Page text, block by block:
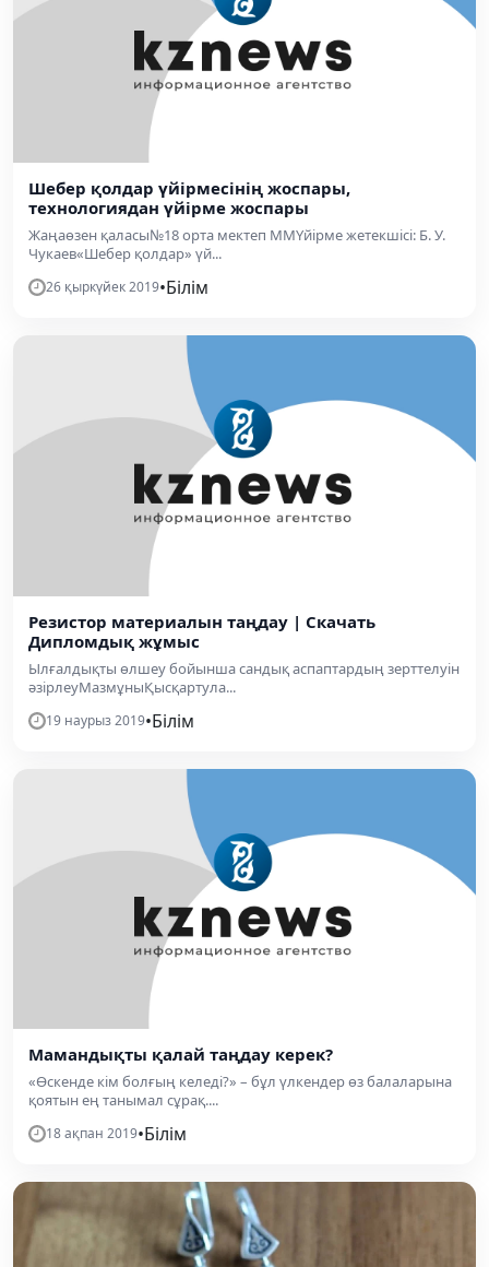
Шебер қолдар үйірмесінің жоспары,
технологиядан үйірме жоспары
Жаңаөзен қаласы№18 орта мектеп ММҮйірме жетекшісі: Б. У.
Чукаев«Шебер қолдар» үй...
26 қыркүйек 2019•Білім
Резистор материалын таңдау | Скачать
Дипломдық жұмыс
Ылғалдықты өлшеу бойынша сандық аспаптардың зерттелуін
әзірлеуМазмұныҚысқартула...
19 наурыз 2019•Білім
Мамандықты қалай таңдау керек?
«Өскенде кім болғың келеді?» – бұл үлкендер өз балаларына
қоятын ең танымал сұрақ....
18 ақпан 2019•Білім